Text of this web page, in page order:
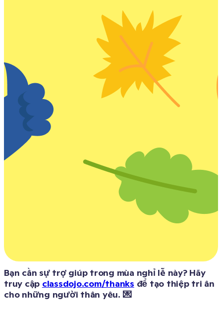
Bạn cần sự trợ giúp trong mùa nghỉ lễ này? Hãy
truy cập classdojo.com/thanks để tạo thiệp tri ân
cho những người thân yêu. 💌